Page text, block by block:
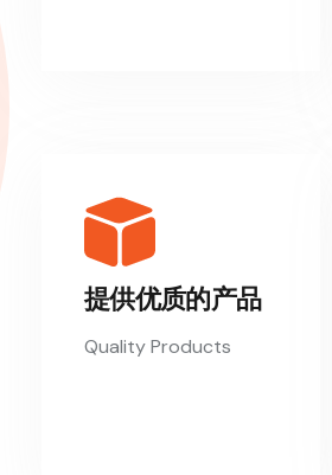
提供优质的产品
Quality Products